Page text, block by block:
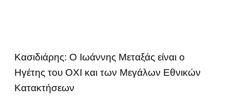
Κασιδιάρης: Ο Ιωάννης Μεταξάς είναι ο
Ηγέτης του ΟΧΙ και των Μεγάλων Εθνικών
Κατακτήσεων